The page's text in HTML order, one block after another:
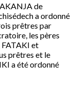
de
a ordonné
prêtres par
les pères
et
prêtres et le
a été ordonné